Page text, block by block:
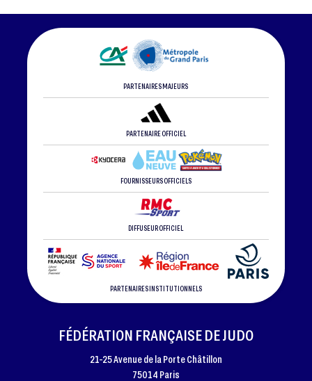
PARTENAIRES MAJEURS
PARTENAIRE OFFICIEL
FOURNISSEURS OFFICIELS
DIFFUSEUR OFFICIEL
PARTENAIRES INSTITUTIONNELS
FÉDÉRATION FRANÇAISE DE JUDO
21-25 Avenue de la Porte Châtillon
75014 Paris